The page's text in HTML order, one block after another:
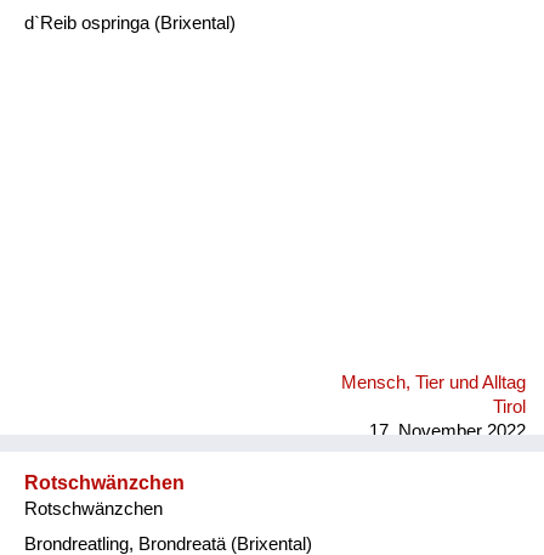
d`Reib ospringa (Brixental)
Mensch, Tier und Alltag
Tirol
17. November 2022
Rotschwänzchen
Rotschwänzchen
Brondreatling, Brondreatä (Brixental)